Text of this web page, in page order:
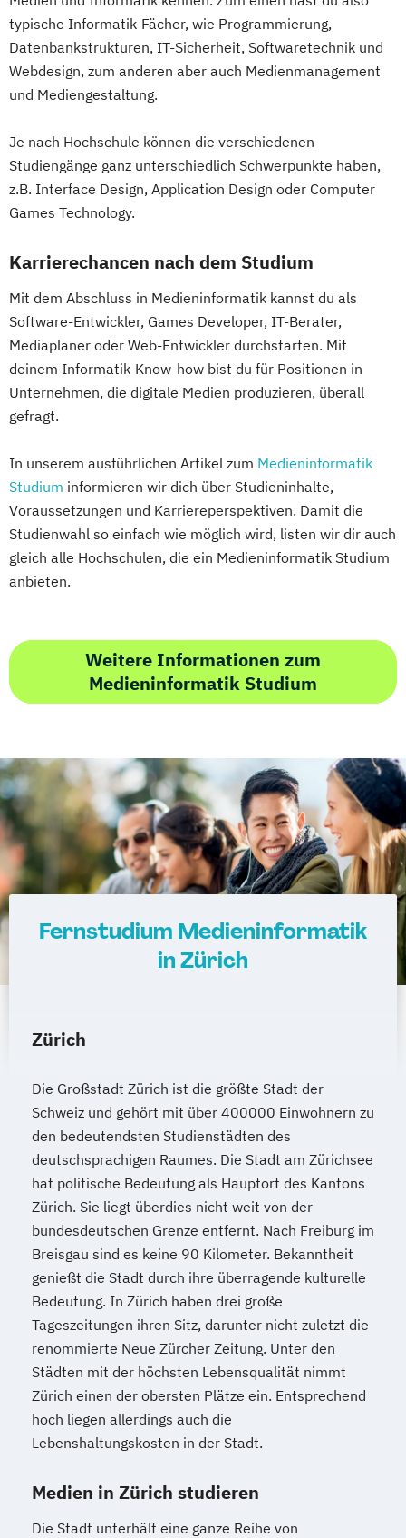
typische Informatik-Fächer, wie Programmierung,
Datenbankstrukturen, IT-Sicherheit, Softwaretechnik und
Webdesign, zum anderen aber auch Medienmanagement
und Mediengestaltung.
Je nach Hochschule können die verschiedenen
Studiengänge ganz unterschiedlich Schwerpunkte haben,
z.B. Interface Design, Application Design oder Computer
Games Technology.
Karrierechancen nach dem Studium
Mit dem Abschluss in Medieninformatik kannst du als
Software-Entwickler, Games Developer, IT-Berater,
Mediaplaner oder Web-Entwickler durchstarten. Mit
deinem Informatik-Know-how bist du für Positionen in
Unternehmen, die digitale Medien produzieren, überall
gefragt.
In unserem ausführlichen Artikel zum Medieninformatik
Studium informieren wir dich über Studieninhalte,
Voraussetzungen und Karriereperspektiven. Damit die
Studienwahl so einfach wie möglich wird, listen wir dir auch
gleich alle Hochschulen, die ein Medieninformatik Studium
anbieten.
Weitere Informationen zum
Medieninformatik Studium
Fernstudium Medieninformatik
in Zürich
Zürich
Die Großstadt Zürich ist die größte Stadt der
Schweiz und gehört mit über 400000 Einwohnern zu
den bedeutendsten Studienstädten des
deutschsprachigen Raumes. Die Stadt am Zürichsee
hat politische Bedeutung als Hauptort des Kantons
Zürich. Sie liegt überdies nicht weit von der
bundesdeutschen Grenze entfernt. Nach Freiburg im
Breisgau sind es keine 90 Kilometer. Bekanntheit
genießt die Stadt durch ihre überragende kulturelle
Bedeutung. In Zürich haben drei große
Tageszeitungen ihren Sitz, darunter nicht zuletzt die
renommierte Neue Zürcher Zeitung. Unter den
Städten mit der höchsten Lebensqualität nimmt
Zürich einen der obersten Plätze ein. Entsprechend
hoch liegen allerdings auch die
Lebenshaltungskosten in der Stadt.
Medien in Zürich studieren
Die Stadt unterhält eine ganze Reihe von